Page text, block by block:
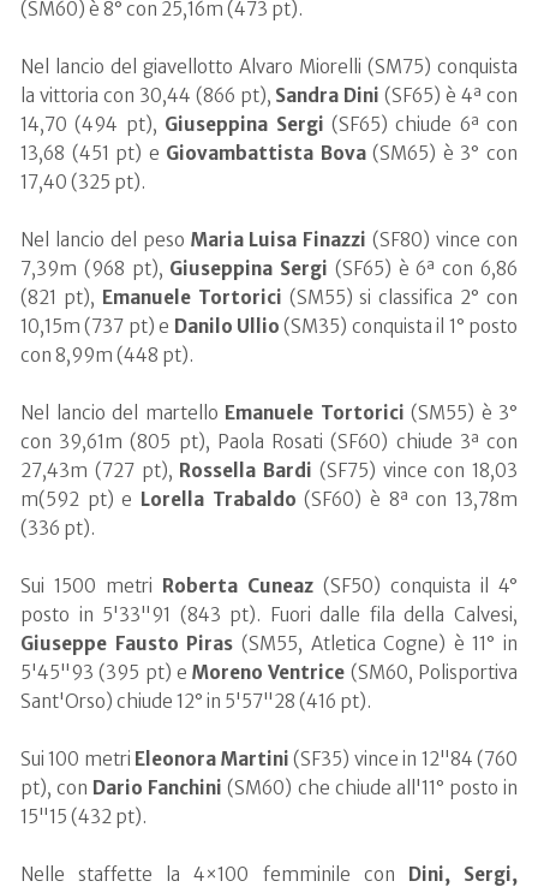
(SM60) è 8° con 25,16m (473 pt).
Nel lancio del giavellotto Alvaro Miorelli (SM75) conquista
la vittoria con 30,44 (866 pt), Sandra Dini (SF65) è 4ª con
14,70 (494 pt), Giuseppina Sergi (SF65) chiude 6ª con
13,68 (451 pt) e Giovambattista Bova(SM65) è 3° con
17,40 (325 pt).
Nel lancio del peso Maria Luisa Finazzi (SF80) vince con
7,39m (968 pt), Giuseppina Sergi (SF65) è 6ª con 6,86
(821 pt), Emanuele Tortorici (SM55) si classifica 2° con
10,15m (737 pt) e Danilo Ullio (SM35) conquista il 1° posto
con 8,99m (448 pt).
Nel lancio del martello Emanuele Tortorici (SM55) è 3°
con 39,61m (805 pt), Paola Rosati (SF60) chiude 3ª con
27,43m (727 pt), Rossella Bardi (SF75) vince con 18,03
m(592 pt) e Lorella Trabaldo (SF60) è 8ª con 13,78m
(336 pt).
Sui 1500 metri Roberta Cuneaz (SF50) conquista il 4°
posto in 5'33"91 (843 pt). Fuori dalle fila della Calvesi,
Giuseppe Fausto Piras (SM55, Atletica Cogne) è 11° in
5'45"93 (395 pt) eMoreno Ventrice (SM60, Polisportiva
Sant'Orso) chiude 12° in 5'57"28 (416 pt).
Sui 100 metri Eleonora Martini (SF35) vince in 12"84 (760
pt), con Dario Fanchini (SM60) che chiude all'11° posto in
15"15 (432 pt).
Nelle staffette la 4×100 femminile con Dini, Sergi,